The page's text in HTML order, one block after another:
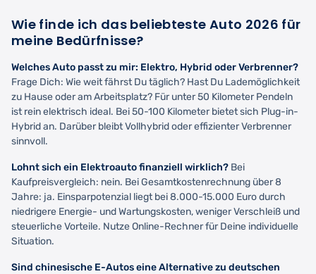
Wie finde ich das beliebteste Auto 2026 für
meine Bedürfnisse?
Welches Auto passt zu mir: Elektro, Hybrid oder Verbrenner?
Frage Dich: Wie weit fährst Du täglich? Hast Du Lademöglichkeit
zu Hause oder am Arbeitsplatz? Für unter 50 Kilometer Pendeln
ist rein elektrisch ideal. Bei 50-100 Kilometer bietet sich Plug-in-
Hybrid an. Darüber bleibt Vollhybrid oder effizienter Verbrenner
sinnvoll.
Lohnt sich ein Elektroauto finanziell wirklich? Bei
Kaufpreisvergleich: nein. Bei Gesamtkostenrechnung über 8
Jahre: ja. Einsparpotenzial liegt bei 8.000-15.000 Euro durch
niedrigere Energie- und Wartungskosten, weniger Verschleiß und
steuerliche Vorteile. Nutze Online-Rechner für Deine individuelle
Situation.
Sind chinesische E-Autos eine Alternative zu deutschen